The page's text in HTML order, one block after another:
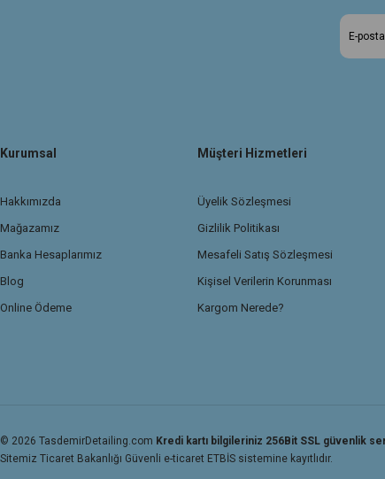
Kurumsal
Hakkımızda
Mağazamız
Banka Hesaplarımız
Blog
Online Ödeme
Müşteri Hizmetleri
Üyelik Sözleşmesi
Gizlilik Politikası
Mesafeli Satış Sözleşmesi
Kişisel Verilerin Korunması
Kargom Nerede?
© 2026 TasdemirDetailing.com Kredi kartı bilgileriniz 256Bit SSL güvenlik
Sitemiz Ticaret Bakanlığı Güvenli e-ticaret ETBİS sistemine kayıtlıdır.